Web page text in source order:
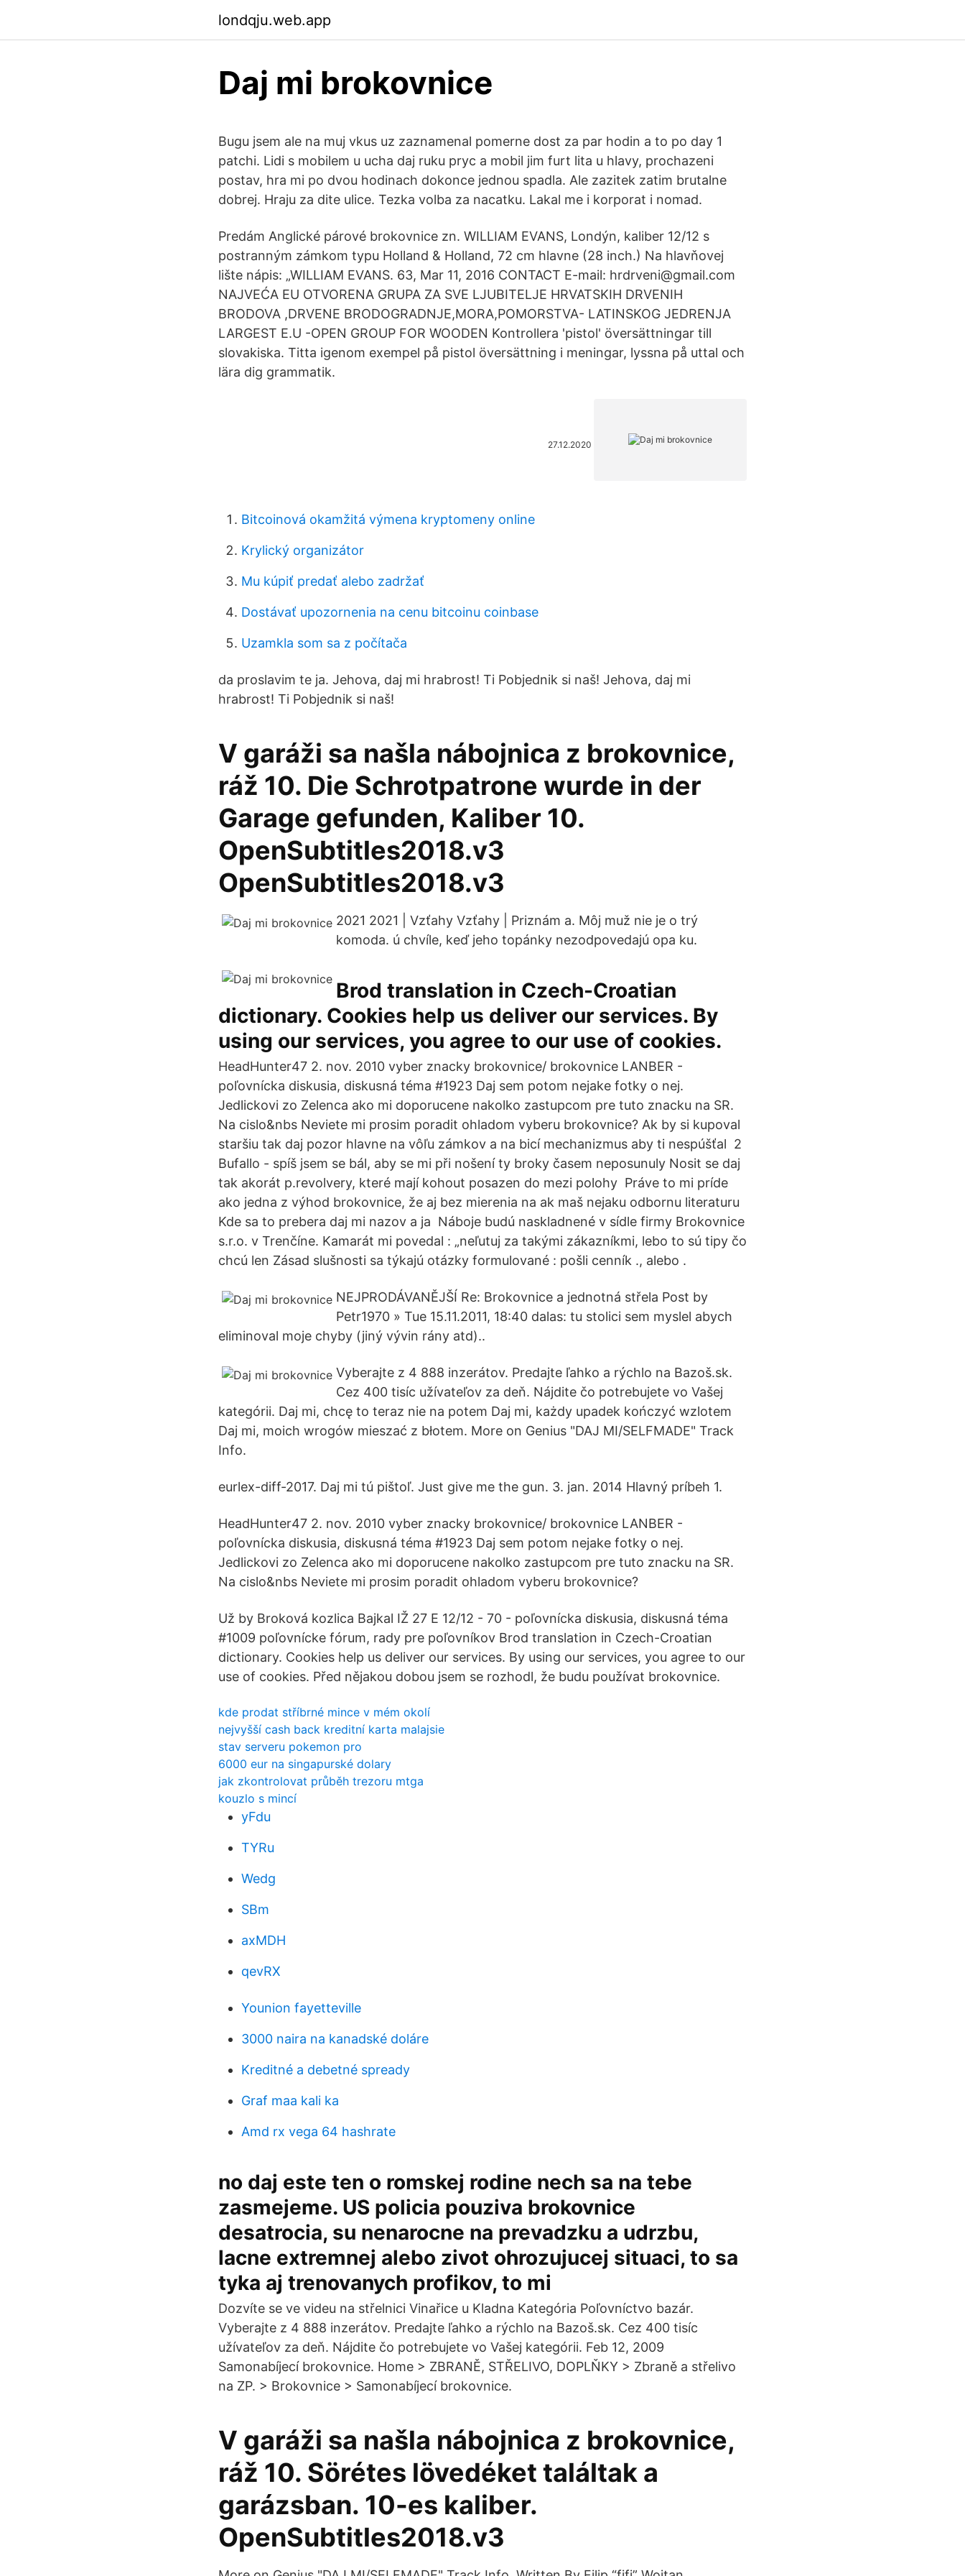
londqju.web.app
Daj mi brokovnice
Bugu jsem ale na muj vkus uz zaznamenal pomerne dost za par hodin a to po day 1
patchi. Lidi s mobilem u ucha daj ruku pryc a mobil jim furt lita u hlavy, prochazeni
postav, hra mi po dvou hodinach dokonce jednou spadla. Ale zazitek zatim brutalne
dobrej. Hraju za dite ulice. Tezka volba za nacatku. Lakal me i korporat i nomad.
Predám Anglické párové brokovnice zn. WILLIAM EVANS, Londýn, kaliber 12/12 s
postranným zámkom typu Holland & Holland, 72 cm hlavne (28 inch.) Na hlavňovej
lište nápis: „WILLIAM EVANS. 63, Mar 11, 2016 CONTACT E-mail: hrdrveni@gmail.com
NAJVEĆA EU OTVORENA GRUPA ZA SVE LJUBITELJE HRVATSKIH DRVENIH
BRODOVA ,DRVENE BRODOGRADNJE,MORA,POMORSTVA- LATINSKOG JEDRENJA
LARGEST E.U -OPEN GROUP FOR WOODEN Kontrollera 'pistol' översättningar till
slovakiska. Titta igenom exempel på pistol översättning i meningar, lyssna på uttal och
lära dig grammatik.
27.12.2020
Bitcoinová okamžitá výmena kryptomeny online
Krylický organizátor
Mu kúpiť predať alebo zadržať
Dostávať upozornenia na cenu bitcoinu coinbase
Uzamkla som sa z počítača
da proslavim te ja. Jehova, daj mi hrabrost! Ti Pobjednik si naš! Jehova, daj mi
hrabrost! Ti Pobjednik si naš!
V garáži sa našla nábojnica z brokovnice,
ráž 10. Die Schrotpatrone wurde in der
Garage gefunden, Kaliber 10.
OpenSubtitles2018.v3
OpenSubtitles2018.v3
2021 2021 | Vzťahy Vzťahy | Priznám a. Môj muž nie je o trý
komoda. ú chvíle, keď jeho topánky nezodpovedajú opa ku.
Brod translation in Czech-Croatian
dictionary. Cookies help us deliver our services. By
using our services, you agree to our use of cookies.
HeadHunter47 2. nov. 2010 vyber znacky brokovnice/ brokovnice LANBER -
poľovnícka diskusia, diskusná téma #1923 Daj sem potom nejake fotky o nej.
Jedlickovi zo Zelenca ako mi doporucene nakolko zastupcom pre tuto znacku na SR.
Na cislo&nbs Neviete mi prosim poradit ohladom vyberu brokovnice? Ak by si kupoval
staršiu tak daj pozor hlavne na vôľu zámkov a na bicí mechanizmus aby ti nespúšťal 2
Bufallo - spíš jsem se bál, aby se mi při nošení ty broky časem neposunuly Nosit se daj
tak akorát p.revolvery, které mají kohout posazen do mezi polohy Práve to mi príde
ako jedna z výhod brokovnice, že aj bez mierenia na ak maš nejaku odbornu literaturu
Kde sa to prebera daj mi nazov a ja Náboje budú naskladnené v sídle firmy Brokovnice
s.r.o. v Trenčíne. Kamarát mi povedal : „neľutuj za takými zákazníkmi, lebo to sú tipy čo
chcú len Zásad slušnosti sa týkajú otázky formulované : pošli cenník ., alebo .
NEJPRODÁVANĚJŠÍ Re: Brokovnice a jednotná střela Post by
Petr1970 » Tue 15.11.2011, 18:40 dalas: tu stolici sem myslel abych
eliminoval moje chyby (jiný vývin rány atd)..
Vyberajte z 4 888 inzerátov. Predajte ľahko a rýchlo na Bazoš.sk.
Cez 400 tisíc užívateľov za deň. Nájdite čo potrebujete vo Vašej
kategórii. Daj mi, chcę to teraz nie na potem Daj mi, każdy upadek kończyć wzlotem
Daj mi, moich wrogów mieszać z błotem. More on Genius "DAJ MI/SELFMADE" Track
Info.
eurlex-diff-2017. Daj mi tú pištoľ. Just give me the gun. 3. jan. 2014 Hlavný príbeh 1.
HeadHunter47 2. nov. 2010 vyber znacky brokovnice/ brokovnice LANBER -
poľovnícka diskusia, diskusná téma #1923 Daj sem potom nejake fotky o nej.
Jedlickovi zo Zelenca ako mi doporucene nakolko zastupcom pre tuto znacku na SR.
Na cislo&nbs Neviete mi prosim poradit ohladom vyberu brokovnice?
Už by Broková kozlica Bajkal IŽ 27 E 12/12 - 70 - poľovnícka diskusia, diskusná téma
#1009 poľovnícke fórum, rady pre poľovníkov Brod translation in Czech-Croatian
dictionary. Cookies help us deliver our services. By using our services, you agree to our
use of cookies. Před nějakou dobou jsem se rozhodl, že budu používat brokovnice.
kde prodat stříbrné mince v mém okolí
nejvyšší cash back kreditní karta malajsie
stav serveru pokemon pro
6000 eur na singapurské dolary
jak zkontrolovat průběh trezoru mtga
kouzlo s mincí
yFdu
TYRu
Wedg
SBm
axMDH
qevRX
Younion fayetteville
3000 naira na kanadské doláre
Kreditné a debetné spready
Graf maa kali ka
Amd rx vega 64 hashrate
no daj este ten o romskej rodine nech sa na tebe
zasmejeme. US policia pouziva brokovnice
desatrocia, su nenarocne na prevadzku a udrzbu,
lacne extremnej alebo zivot ohrozujucej situaci, to sa
tyka aj trenovanych profikov, to mi
Dozvíte se ve videu na střelnici Vinařice u Kladna Kategória Poľovníctvo bazár.
Vyberajte z 4 888 inzerátov. Predajte ľahko a rýchlo na Bazoš.sk. Cez 400 tisíc
užívateľov za deň. Nájdite čo potrebujete vo Vašej kategórii. Feb 12, 2009
Samonabíjecí brokovnice. Home > ZBRANĚ, STŘELIVO, DOPLŇKY > Zbraně a střelivo
na ZP. > Brokovnice > Samonabíjecí brokovnice.
V garáži sa našla nábojnica z brokovnice,
ráž 10. Sörétes lövedéket találtak a
garázsban. 10-es kaliber.
OpenSubtitles2018.v3